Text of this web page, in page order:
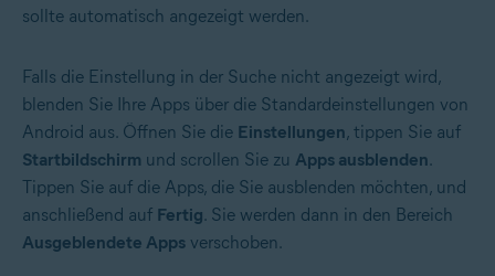
sollte automatisch angezeigt werden.
Falls die Einstellung in der Suche nicht angezeigt wird,
blenden Sie Ihre Apps über die Standardeinstellungen von
Android aus. Öffnen Sie die Einstellungen, tippen Sie auf
Startbildschirm und scrollen Sie zu Apps ausblenden.
Tippen Sie auf die Apps, die Sie ausblenden möchten, und
anschließend auf Fertig. Sie werden dann in den Bereich
Ausgeblendete Apps verschoben.